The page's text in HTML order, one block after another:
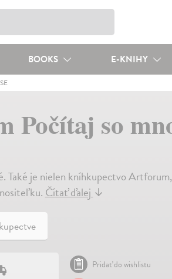
BOOKS E-KNIHY
Počítaj so
Také je nielen kníhkupectvo
Čítať ďalej↓
Pridať do wishlistu